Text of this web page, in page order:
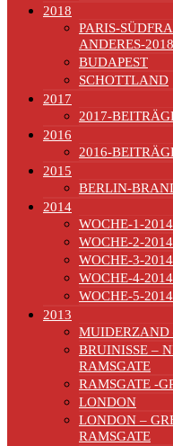
2018
PARIS-
ANDERES-2018
BUDAPEST
SCHOTTLAND
2017
2017-
2016
2016-
2015
BERLIN-
2014
WOCHE-1-2014
WOCHE-2-2014
WOCHE-3-2014
WOCHE-4-2014
WOCHE-5-2014
2013
MUIDERZAND
BRUINISSE –
RAMSGATE
RAMSGATE -
LONDON
LONDON –
RAMSGATE